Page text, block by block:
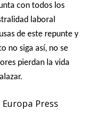
con todos los
laboral
de este repunte y
no siga así, no se
pierdan la vida
Europa Press